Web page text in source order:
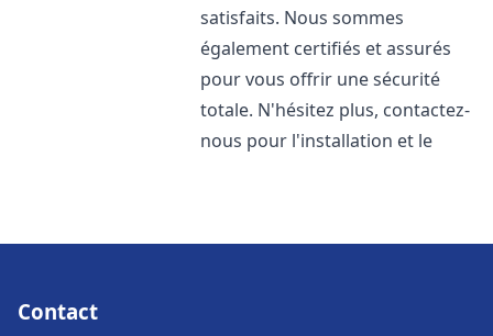
satisfaits. Nous sommes
également certifiés et assurés
pour vous offrir une sécurité
totale. N'hésitez plus, contactez-
nous pour l'installation et le
Contact